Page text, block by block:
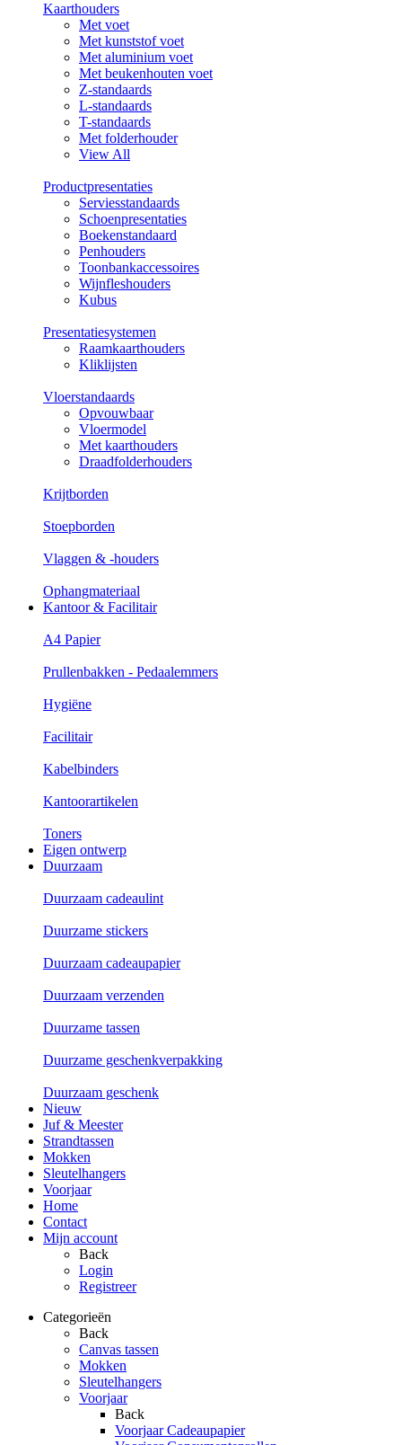
Kaarthouders
Met voet
Met kunststof voet
Met aluminium voet
Met beukenhouten voet
Z-standaards
L-standaards
T-standaards
Met folderhouder
View All
Productpresentaties
Serviesstandaards
Schoenpresentaties
Boekenstandaard
Penhouders
Toonbankaccessoires
Wijnfleshouders
Kubus
Presentatiesystemen
Raamkaarthouders
Kliklijsten
Vloerstandaards
Opvouwbaar
Vloermodel
Met kaarthouders
Draadfolderhouders
Krijtborden
Stoepborden
Vlaggen & -houders
Ophangmateriaal
Kantoor & Facilitair
A4 Papier
Prullenbakken - Pedaalemmers
Hygiëne
Facilitair
Kabelbinders
Kantoorartikelen
Toners
Eigen ontwerp
Duurzaam
Duurzaam cadeaulint
Duurzame stickers
Duurzaam cadeaupapier
Duurzaam verzenden
Duurzame tassen
Duurzame geschenkverpakking
Duurzaam geschenk
Nieuw
Juf & Meester
Strandtassen
Mokken
Sleutelhangers
Voorjaar
Home
Contact
Mijn account
Back
Login
Registreer
Categorieën
Back
Canvas tassen
Mokken
Sleutelhangers
Voorjaar
Back
Voorjaar Cadeaupapier